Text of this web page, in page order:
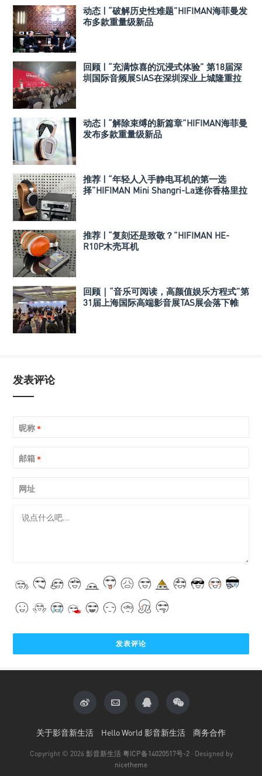
动态 | “破解历史性难题”HIFIMAN海菲曼发
布多款重量级新品
回顾 | “充满惊喜的沉浸式体验” 第18届深
圳国际音频展SIAS在深圳深业上城隆重拉
动态 | “解除束缚的新篇章”HIFIMAN海菲曼
发布多款重量级新品
推荐 | “年轻人入手静电耳机的第一选
择”HIFIMAN Mini Shangri-La迷你香格里拉
推荐 | “复刻还是致敬？”HIFIMAN HE-
R10P木壳耳机
回顾｜“音乐可阅读，高颜值娱乐方程式”第
31届上海国际高端影音展TAS展会落下帷
发表评论
昵称 *
邮箱 *
网址
关于影音新生活 Hello World 影音新生活 商务合作
Copyright © 2026 影音新生活 粤ICP备14020517号-2 · Designed by
nicetheme